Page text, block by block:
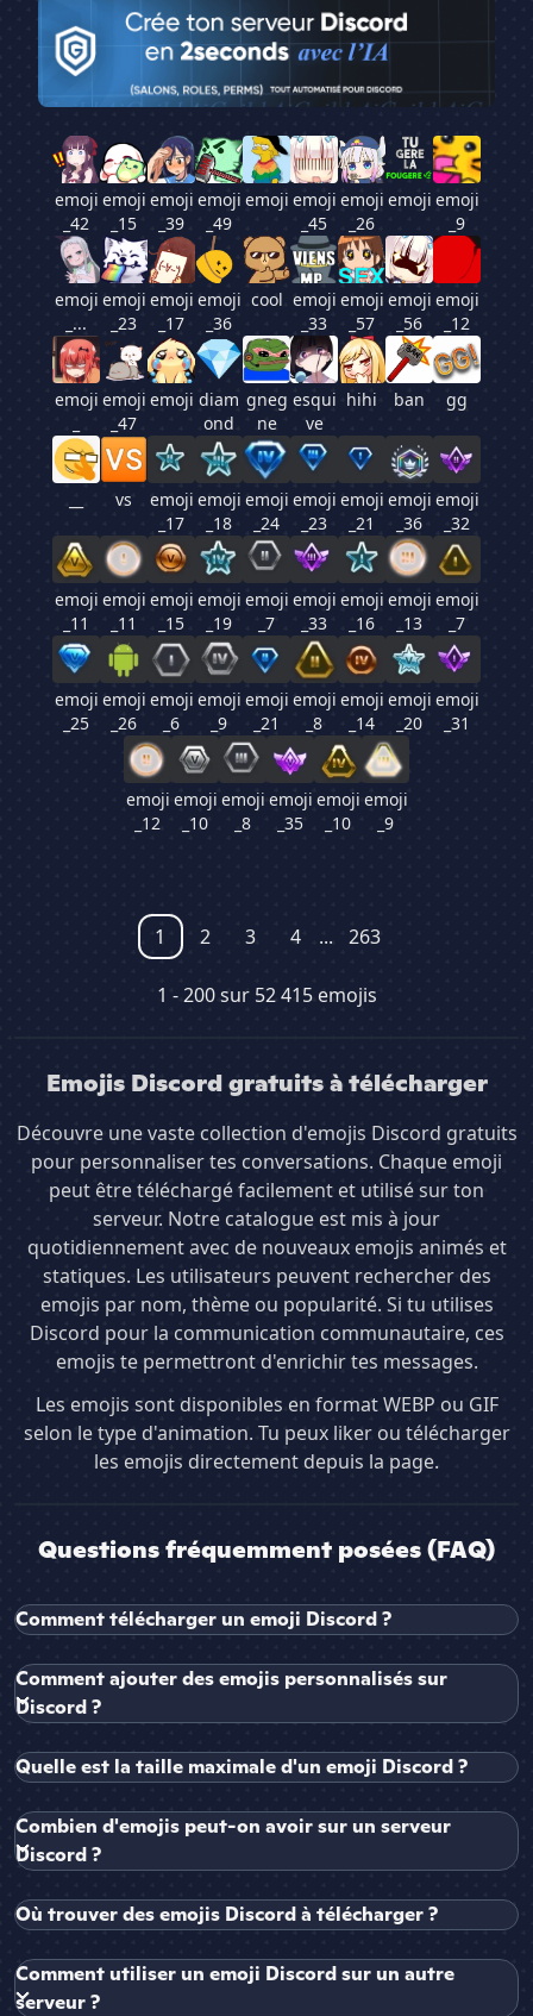
emoji
_42
emoji
_15
emoji
_39
emoji
_49
emoji emoji
_45
emoji
_26
emoji emoji
_9
emoji
_...
emoji
_23
emoji
_17
emoji
_36
cool emoji
_33
emoji
_57
emoji
_56
emoji
_12
emoji emoji
_47
emoji diam
ond
gneg
ne
esqui
ve
hihi ban gg
vs
emoji
_17
emoji
_18
emoji
_24
emoji
_23
emoji
_21
emoji
_36
emoji
_32
emoji
_11
emoji
_11
emoji
_15
emoji
_19
emoji
_7
emoji
_33
emoji
_16
emoji
_13
emoji
_7
emoji
_25
emoji
_26
emoji
_6
emoji
_9
emoji
_21
emoji
_8
emoji
_14
emoji
_20
emoji
_31
emoji
_12
emoji
_10
emoji
_8
emoji
_35
emoji
_10
emoji
_9
1 2 3 4 ... 263
1 - 200 sur 52 415 emojis
Emojis Discord gratuits à télécharger
Découvre une vaste collection d'emojis Discord gratuits
pour personnaliser tes conversations. Chaque emoji
peut être téléchargé facilement et utilisé sur ton
serveur. Notre catalogue est mis à jour
quotidiennement avec de nouveaux emojis animés et
statiques. Les utilisateurs peuvent rechercher des
emojis par nom, thème ou popularité. Si tu utilises
Discord pour la communication communautaire, ces
emojis te permettront d'enrichir tes messages.
Les emojis sont disponibles en format WEBP ou GIF
selon le type d'animation. Tu peux liker ou télécharger
les emojis directement depuis la page.
Questions fréquemment posées (FAQ)
Comment télécharger un emoji Discord ?
Comment ajouter des emojis personnalisés sur
Discord ?
Quelle est la taille maximale d'un emoji Discord ?
Combien d'emojis peut-on avoir sur un serveur
Discord ?
Où trouver des emojis Discord à télécharger ?
Comment utiliser un emoji Discord sur un autre
serveur ?